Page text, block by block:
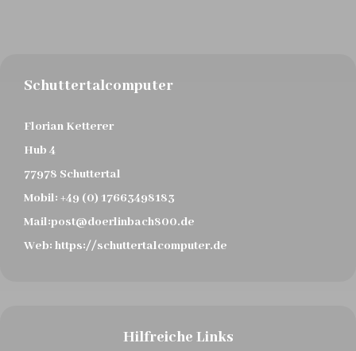
Schuttertalcomputer
Florian Ketterer
Hub 4
77978 Schuttertal
Mobil: +49 (0) 17663498183
Mail:post@doerlinbach800.de
Web: https://schuttertalcomputer.de
Hilfreiche Links